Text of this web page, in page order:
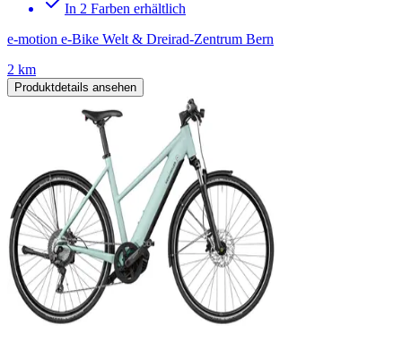
In 2 Farben erhältlich
e-motion e-Bike Welt & Dreirad-Zentrum Bern
2 km
Produktdetails ansehen